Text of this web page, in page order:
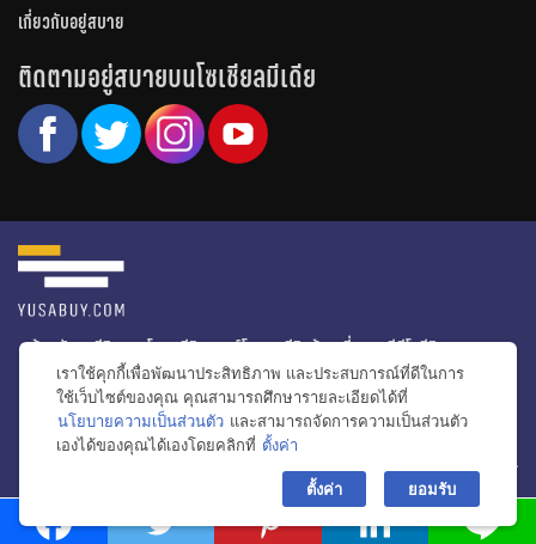
เกี่ยวกับอยู่สบาย
ติดตามอยู่สบายบนโซเชียลมีเดีย
หน้าหลัก รีวิวคอนโด รีวิวทาวน์โฮม รีวิวบ้านเดี่ยว
วีดีโอรีวิว
ไอเดียแต่งบ้าน
ข่าวอสังหาริมทรัพย์
โปรโมชั่นบ้านและคอนโด
โครงการน่าสนใจ
© สงวนลิขสิทธิ์ 2556-2564
เราใช้คุกกี้เพื่อพัฒนาประสิทธิภาพ และประสบการณ์ที่ดีในการ
ใช้เว็บไซต์ของคุณ คุณสามารถศึกษารายละเอียดได้ที่
นโยบายความเป็นส่วนตัว และสามารถจัดการความเป็นส่วนตัว
เองได้ของคุณได้เองโดยคลิกที่ ตั้งค่า
ตั้งค่า ยอมรับ